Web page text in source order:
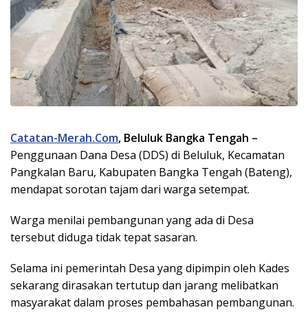
Catatan-Merah.Com, Beluluk Bangka Tengah –
Penggunaan Dana Desa (DDS) di Beluluk, Kecamatan
Pangkalan Baru, Kabupaten Bangka Tengah (Bateng),
mendapat sorotan tajam dari warga setempat.
Warga menilai pembangunan yang ada di Desa
tersebut diduga tidak tepat sasaran.
Selama ini pemerintah Desa yang dipimpin oleh Kades
sekarang dirasakan tertutup dan jarang melibatkan
masyarakat dalam proses pembahasan pembangunan.